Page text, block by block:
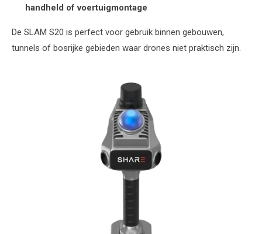
handheld of voertuigmontage
De SLAM S20 is perfect voor gebruik binnen gebouwen,
tunnels of bosrijke gebieden waar drones niet praktisch zijn.